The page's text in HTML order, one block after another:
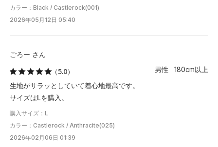
カラー：Black / Castlerock(001)
2026年05月12日 05:40
ごろー さん
（5.0）
男性 180cm以上
生地がサラッとしていて着心地最高です。
サイズはLを購入。
購入サイズ：L
カラー：Castlerock / Anthracite(025)
2026年02月06日 01:39